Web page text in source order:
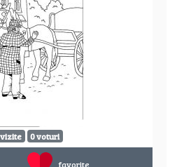
vizite 0 voturi
favorite